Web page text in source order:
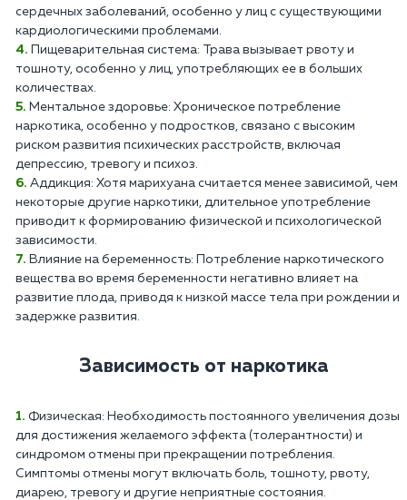
сердечных заболеваний, особенно у лиц с существующими
кардиологическими проблемами.
Пищеварительная система: Трава вызывает рвоту и
тошноту, особенно у лиц, употребляющих ее в больших
количествах.
Ментальное здоровье: Хроническое потребление
наркотика, особенно у подростков, связано с высоким
риском развития психических расстройств, включая
депрессию, тревогу и психоз.
Аддикция: Хотя марихуана считается менее зависимой, чем
некоторые другие наркотики, длительное употребление
приводит к формированию физической и психологической
зависимости.
Влияние на беременность: Потребление наркотического
вещества во время беременности негативно влияет на
развитие плода, приводя к низкой массе тела при рождении и
задержке развития.
Зависимость от наркотика
Физическая: Необходимость постоянного увеличения дозы
для достижения желаемого эффекта (толерантности) и
синдромом отмены при прекращении потребления.
Симптомы отмены могут включать боль, тошноту, рвоту,
диарею, тревогу и другие неприятные состояния.